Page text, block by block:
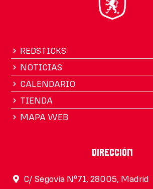
REDSTICKS
NOTICIAS
CALENDARIO
TIENDA
MAPA WEB
Dirección
C/ Segovia Nº71, 28005, Madrid